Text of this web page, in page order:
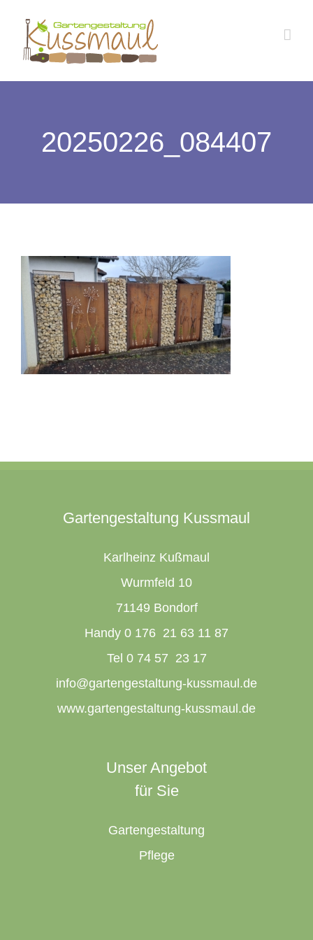
Inhalt
springen
20250226_084407
Gartengestaltung Kussmaul
Karlheinz Kußmaul
Wurmfeld 10
71149 Bondorf
Handy 0 176 21 63 11 87
Tel 0 74 57 23 17
info@gartengestaltung-kussmaul.de
www.gartengestaltung-kussmaul.de
Unser Angebot
für Sie
Gartengestaltung
Pflege